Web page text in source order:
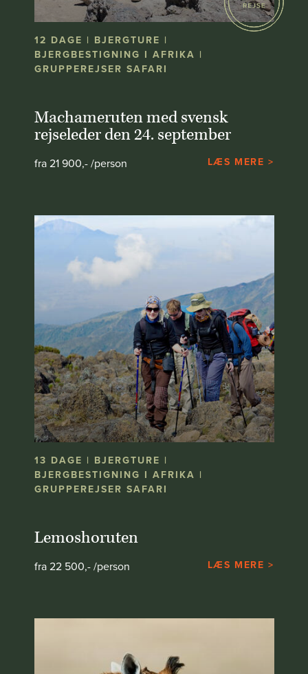
12 DAGE | BJERGTURE |
BJERGBESTIGNING I AFRIKA |
GRUPPEREJSER SAFARI
Machameruten med svensk
rejseleder den 24. september
fra 21 900,- /person LÆS MERE >
13 DAGE | BJERGTURE |
BJERGBESTIGNING I AFRIKA |
GRUPPEREJSER SAFARI
Lemoshoruten
fra 22 500,- /person LÆS MERE >